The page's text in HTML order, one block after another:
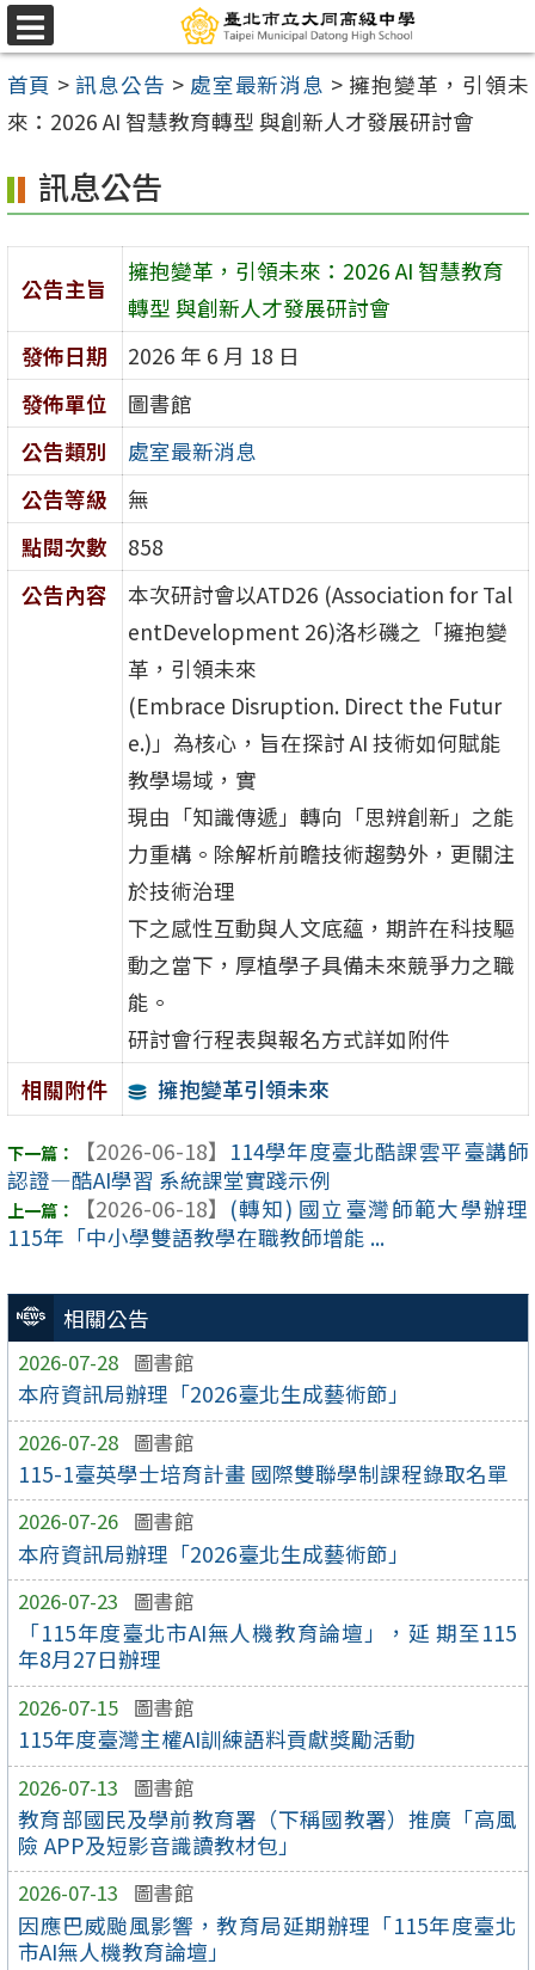
跳
至
主
要
容
區
選
單
首頁 >訊息公告 > 處室最新消息 > 擁抱變革，引領未
來：2026 AI 智慧教育轉型 與創新人才發展研討會
相關公告
2026-07-28 圖書館
本府資訊局辦理「2026臺北生成藝術節」
2026-07-28 圖書館
115-1臺英學士培育計畫 國際雙聯學制課程錄取名單
2026-07-26 圖書館
本府資訊局辦理「2026臺北生成藝術節」
2026-07-23 圖書館
「115年度臺北市AI無人機教育論壇」，延 期至115
年8月27日辦理
2026-07-15 圖書館
115年度臺灣主權AI訓練語料貢獻獎勵活動
2026-07-13 圖書館
教育部國民及學前教育署（下稱國教署）推廣「高風
險 APP及短影音識讀教材包」
2026-07-13 圖書館
因應巴威颱風影響，教育局延期辦理「115年度臺北
市AI無人機教育論壇」
訊息公告
公告主旨
擁抱變革，引領未來：2026 AI 智慧教育
轉型 與創新人才發展研討會
發佈日期
2026 年 6 月 18 日
發佈單位
圖書館
公告類別
處室最新消息
公告等級
無
點閱次數
858
公告內容
本次研討會以ATD26 (Association for Tal
entDevelopment 26)洛杉磯之「擁抱變
革，引領未來
(Embrace Disruption. Direct the Futur
e.)」為核心，旨在探討 AI 技術如何賦能
教學場域，實
現由「知識傳遞」轉向「思辨創新」之能
力重構。除解析前瞻技術趨勢外，更關注
於技術治理
下之感性互動與人文底蘊，期許在科技驅
動之當下，厚植學子具備未來競爭力之職
能。
研討會行程表與報名方式詳如附件
相關附件
擁抱變革引領未來
【2026-06-18】 114學年度臺北酷課雲平臺講師
認證—酷AI學習 系統課堂實踐示例
【2026-06-18】 (轉知) 國立臺灣師範大學辦理
115年「中小學雙語教學在職教師增能 ...